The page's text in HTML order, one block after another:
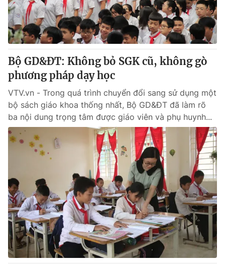
Bộ GD&ĐT: Không bỏ SGK cũ, không gò
phương pháp dạy học
VTV.vn - Trong quá trình chuyển đổi sang sử dụng một
bộ sách giáo khoa thống nhất, Bộ GD&ĐT đã làm rõ
ba nội dung trọng tâm được giáo viên và phụ huynh...